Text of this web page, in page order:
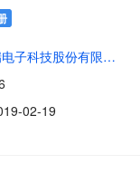
湖北永瑞电子科技股份有限公司
02-19